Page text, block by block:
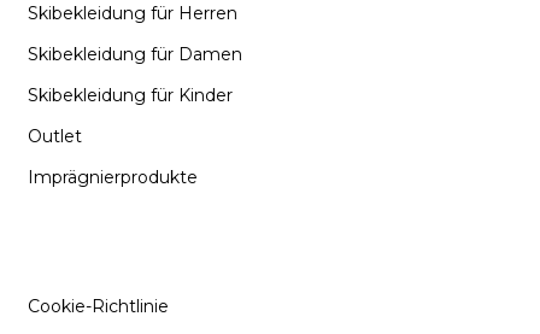
Skibekleidung für Herren
Skibekleidung für Damen
Skibekleidung für Kinder
Outlet
Imprägnierprodukte
Cookie-Richtlinie